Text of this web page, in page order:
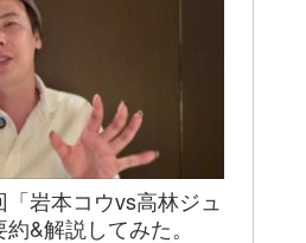
「岩本コウvs高林ジュ
&解説してみた。